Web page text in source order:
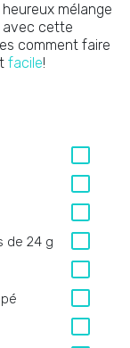
mélange
avec cette
comment faire
facile!
de 24 g